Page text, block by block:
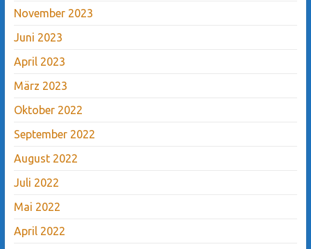
November 2023
Juni 2023
April 2023
März 2023
Oktober 2022
September 2022
August 2022
Juli 2022
Mai 2022
April 2022